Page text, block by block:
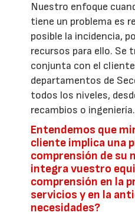
Nuestro enfoque
tiene un problema es
posible la incidencia,
recursos para ello. Se
conjunta con el
departamentos de
todos los niveles,
recambios o ingeniería.
Entendemos que
cliente implica una
comprensión de su
integra vuestro
comprensión en la
servicios y en la
necesidades?